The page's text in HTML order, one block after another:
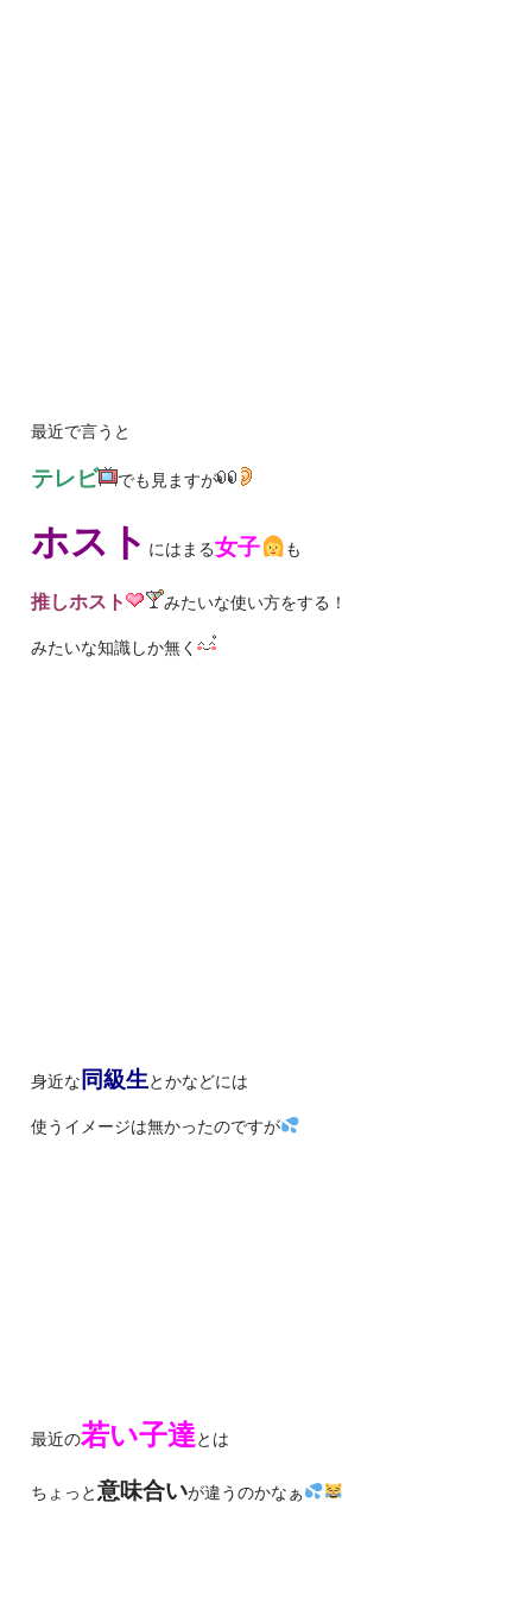
最近で言うと
テレビ でも見ますが
ホスト にはまる女子 も
推しホスト みたいな使い方をする！
みたいな知識しか無く
身近な 同級生とかなどには
使うイメージは無かったのですが
最近の若い子達とは
ちょっと意味合いが違うのかなぁ